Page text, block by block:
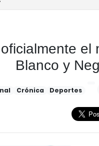
el
Blanco y
Crónica Deportes